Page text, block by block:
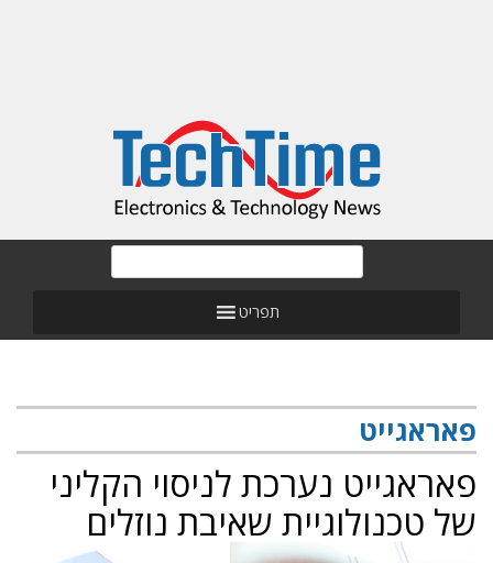
תפריט
פאראגייט
פאראגייט נערכת לניסוי הקליני
של טכנולוגיית שאיבת נוזלים